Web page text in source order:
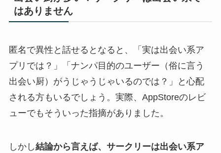
はありません
匿名で異性と話せるとなると、「実は出会い系ア
プリでは？」「ナンパ目的のユーザー（俗に言う
出会い厨）がうじゃうじゃいるのでは？」と心配
される方もいるでしょう。実際、AppStoreのレビ
ューでもそういった指摘がありました。​
しかし結論から言えば、サークリーは出会い系ア